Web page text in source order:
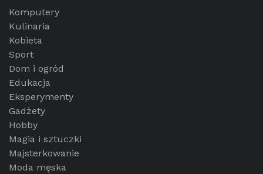
Komputery
Kulinaria
Kobieta
Sport
Dom i ogród
Edukacja
Eksperymenty
Gadżety
Hobby
Magia i sztuczki
Majsterkowanie
Moda męska